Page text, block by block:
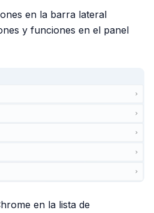
en la barra lateral
y funciones en el panel
en la lista de